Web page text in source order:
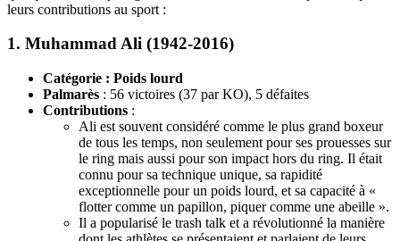
leurs contributions au sport :
1. Muhammad Ali (1942-2016)
Catégorie : Poids lourd
Palmarès : 56 victoires (37 par KO), 5 défaites
Contributions :
Ali est souvent considéré comme le plus grand boxeur
de tous les temps, non seulement pour ses prouesses sur
le ring mais aussi pour son impact hors du ring. Il était
connu pour sa technique unique, sa rapidité
exceptionnelle pour un poids lourd, et sa capacité à «
flotter comme un papillon, piquer comme une abeille ».
Il a popularisé le trash talk et a révolutionné la manière